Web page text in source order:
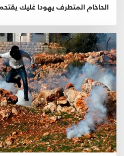
الحاخام المتطرف يهودا غليك